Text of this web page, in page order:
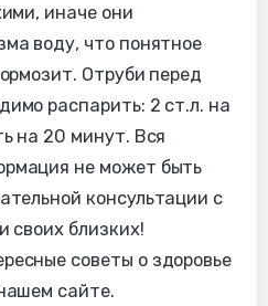
иначе они
воду, что понятное
Отруби перед
распарить: 2 ст.л. на
на 20 минут. Вся
не может быть
консультации с
своих близких!
советы о здоровье
сайте.